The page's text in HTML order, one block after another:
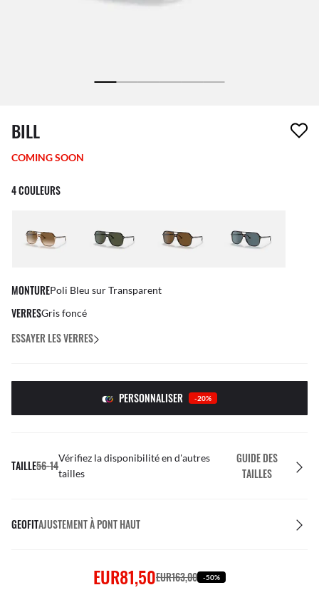
1 article a été retiré de votre liste de souhaits
BILL
COMING SOON
4 COULEURS
MONTUREPoli Bleu sur Transparent
VERRESGris foncé
ESSAYER LES VERRES
PERSONNALISER -20%
TAILLE56-14
Vérifiez la disponibilité en d'autres
tailles
GUIDE DES
TAILLES
GEOFITAJUSTEMENT À PONT HAUT
EUR81,50EUR163,00 -50%